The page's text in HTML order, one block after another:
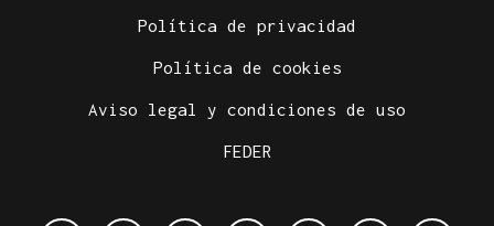
Política de privacidad
Política de cookies
Aviso legal y condiciones de uso
FEDER